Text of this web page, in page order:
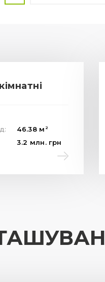
46.38м 2
3.2 млн. грн